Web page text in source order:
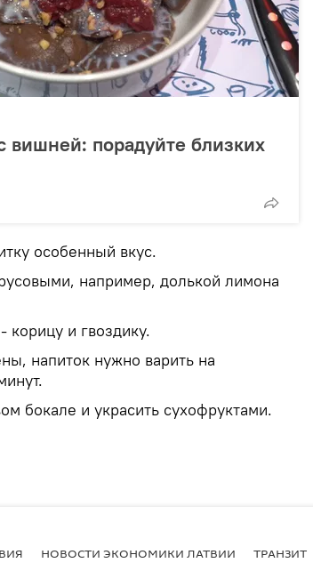
порадуйте близких
особенный вкус.
например, долькой лимона
корицу и гвоздику.
напиток нужно варить на
бокале и украсить сухофруктами.
НОВОСТИ ЭКОНОМИКИ ЛАТВИИ ТРАНЗИТ